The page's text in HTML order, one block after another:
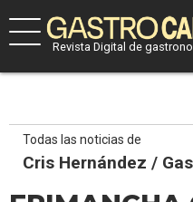
Revista Digital de
Todas las noticias de
Cris Hernández /